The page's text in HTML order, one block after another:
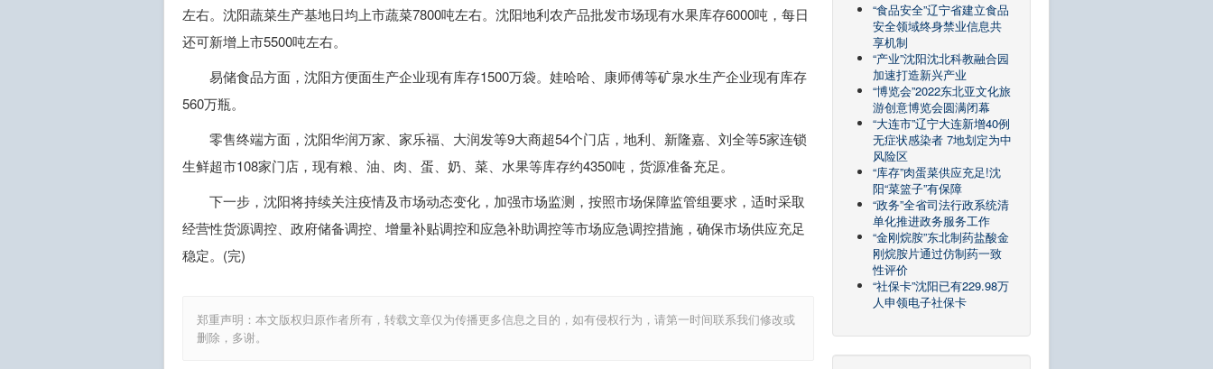
左右。沈阳蔬菜生产基地日均上市蔬菜7800吨左右。沈阳地利农产品批发市场现有水果库存6000吨，每日
还可新增上市5500吨左右。
易储食品方面，沈阳方便面生产企业现有库存1500万袋。娃哈哈、康师傅等矿泉水生产企业现有库存
560万瓶。
零售终端方面，沈阳华润万家、家乐福、大润发等9大商超54个门店，地利、新隆嘉、刘全等5家连锁
生鲜超市108家门店，现有粮、油、肉、蛋、奶、菜、水果等库存约4350吨，货源准备充足。
下一步，沈阳将持续关注疫情及市场动态变化，加强市场监测，按照市场保障监管组要求，适时采取
经营性货源调控、政府储备调控、增量补贴调控和应急补助调控等市场应急调控措施，确保市场供应充足
稳定。(完)
郑重声明：本文版权归原作者所有，转载文章仅为传播更多信息之目的，如有侵权行为，请第一时间联系我们修改或
删除，多谢。
“食品安全”辽宁省建立食品
安全领域终身禁业信息共
享机制
“产业”沈阳沈北科教融合园
加速打造新兴产业
“博览会”2022东北亚文化旅
游创意博览会圆满闭幕
“大连市”辽宁大连新增40例
无症状感染者 7地划定为中
风险区
“库存”肉蛋菜供应充足!沈
阳“菜篮子”有保障
“政务”全省司法行政系统清
单化推进政务服务工作
“金刚烷胺”东北制药盐酸金
刚烷胺片通过仿制药一致
性评价
“社保卡”沈阳已有229.98万
人申领电子社保卡